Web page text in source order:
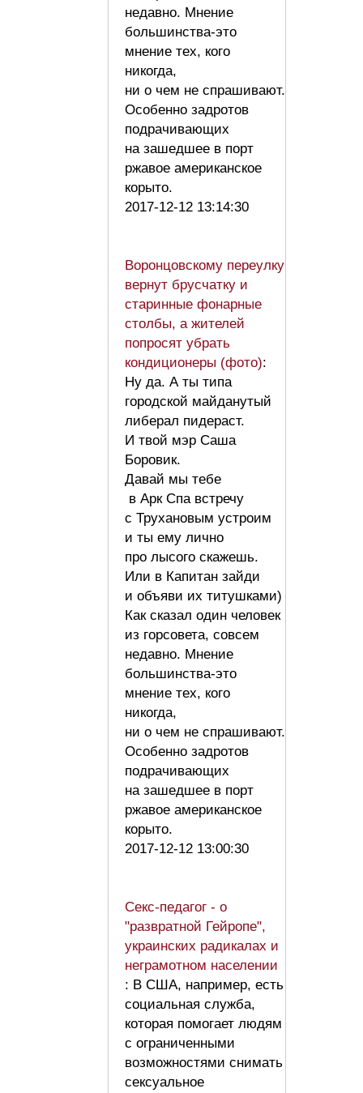
недавно. Мнение
большинства-это
мнение тех, кого
никогда,
ни о чем не спрашивают.
Особенно задротов
подрачивающих
на зашедшее в порт
ржавое американское
корыто.
2017-12-12 13:14:30
Воронцовскому переулку
вернут брусчатку и
старинные фонарные
столбы, а жителей
попросят убрать
кондиционеры (фото):
Ну да. А ты типа
городской майданутый
либерал пидераст.
И твой мэр Саша
Боровик.
Давай мы тебе
в Арк Спа встречу
с Трухановым устроим
и ты ему лично
про лысого скажешь.
Или в Капитан зайди
и объяви их титушками)
Как сказал один человек
из горсовета, совсем
недавно. Мнение
большинства-это
мнение тех, кого
никогда,
ни о чем не спрашивают.
Особенно задротов
подрачивающих
на зашедшее в порт
ржавое американское
корыто.
2017-12-12 13:00:30
Секс-педагог - о
"развратной Гейропе",
украинских радикалах и
неграмотном населении
: В США, например, есть
социальная служба,
которая помогает людям
с ограниченными
возможностями снимать
сексуальное